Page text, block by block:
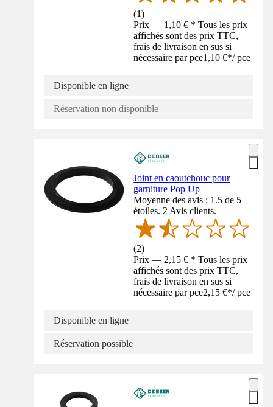
(1)
Prix — 1,10 € * Tous les prix
affichés sont des prix TTC,
frais de livraison en sus si
nécessaire par pce1,10 €*/ pce
Disponible en ligne
Réservation non disponible
Joint en caoutchouc pour
garniture Pop Up
Moyenne des avis : 1.5 de 5
étoiles. 2 Avis clients.
(2)
Prix — 2,15 € * Tous les prix
affichés sont des prix TTC,
frais de livraison en sus si
nécessaire par pce2,15 €*/ pce
Disponible en ligne
Réservation possible